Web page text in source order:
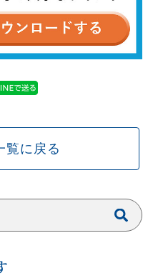
覧に戻る